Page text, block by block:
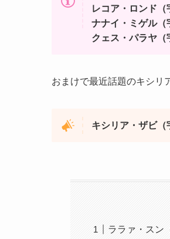
レコア・ロンド
ナナイ・ミゲル
クェス・パラヤ
おまけで最近話題のキシリ
キシリア・ザビ
ララァ・スン